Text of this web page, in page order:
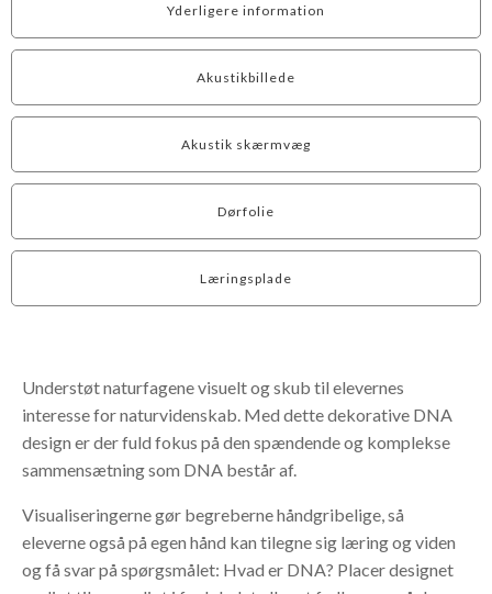
Yderligere information
Akustikbillede
Akustik skærmvæg
Dørfolie
Læringsplade
Understøt naturfagene visuelt og skub til elevernes
interesse for naturvidenskab. Med dette dekorative DNA
design er der fuld fokus på den spændende og komplekse
sammensætning som DNA består af.
Visualiseringerne gør begreberne håndgribelige, så
eleverne også på egen hånd kan tilegne sig læring og viden
og få svar på spørgsmålet: Hvad er DNA? Placer designet